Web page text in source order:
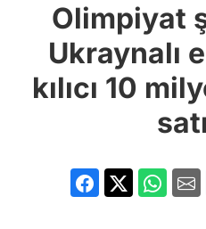
kılıcı 10
grivnaya
satıldı
Olimpiyat
Ukraynalı
kılıcı 10